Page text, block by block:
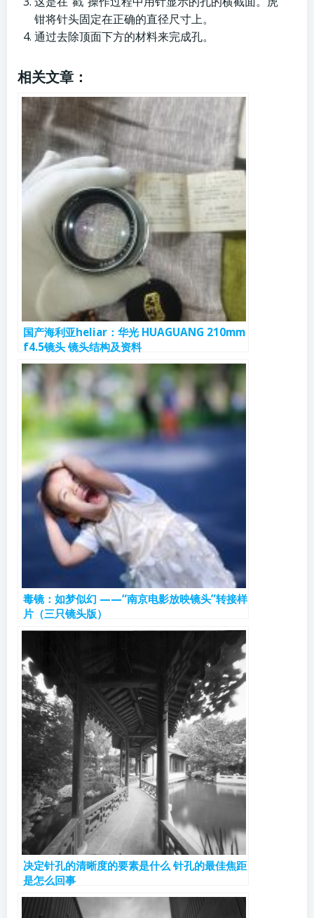
钳将针头固定在正确的直径尺寸上。
通过去除顶面下方的材料来完成孔。
相关文章：
国产海利亚heliar：华光 HUAGUANG 210mm
f4.5镜头 镜头结构及资料
毒镜：如梦似幻 ——“南京电影放映镜头”转接样
片（三只镜头版）
决定针孔的清晰度的要素是什么 针孔的最佳焦距
是怎么回事